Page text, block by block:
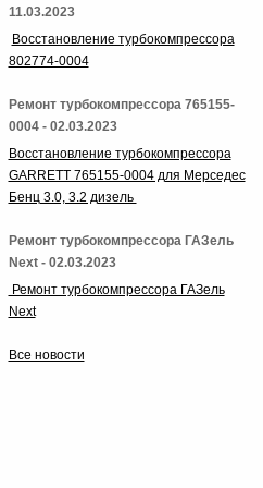
11.03.2023
Восстановление турбокомпрессора
802774-0004
Ремонт турбокомпрессора 765155-
0004 - 02.03.2023
Восстановление турбокомпрессора
GARRETT 765155-0004 для Мерседес
Бенц 3.0, 3.2 дизель
Ремонт турбокомпрессора ГАЗель
Next - 02.03.2023
Ремонт турбокомпрессора ГАЗель
Next
Все новости